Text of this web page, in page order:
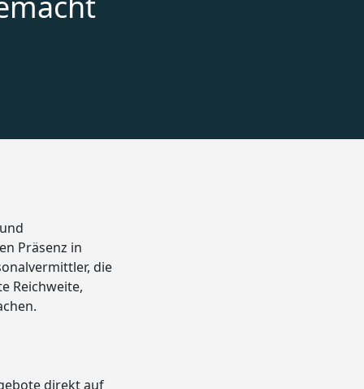
Präsenz in
die
Reichweite,
direkt auf